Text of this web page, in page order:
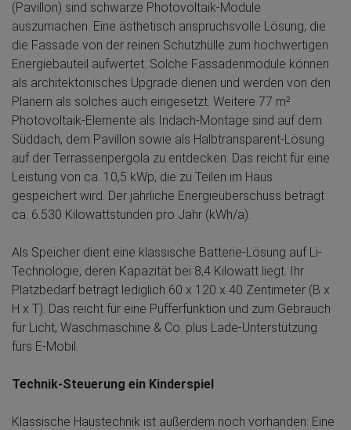
(Pavillon) sind schwarze Photovoltaik-Module
auszumachen. Eine ästhetisch anspruchsvolle Lösung, die
die Fassade von der reinen Schutzhülle zum hochwertigen
Energiebauteil aufwertet. Solche Fassadenmodule können
als architektonisches Upgrade dienen und werden von den
Planern als solches auch eingesetzt. Weitere 77 m²
Photovoltaik-Elemente als Indach-Montage sind auf dem
Süddach, dem Pavillon sowie als Halbtransparent-Lösung
auf der Terrassenpergola zu entdecken. Das reicht für eine
Leistung von ca. 10,5 kWp, die zu Teilen im Haus
gespeichert wird. Der jährliche Energieüberschuss beträgt
ca. 6.530 Kilowattstunden pro Jahr (kWh/a).
Als Speicher dient eine klassische Batterie-Lösung auf Li-
Technologie, deren Kapazität bei 8,4 Kilowatt liegt. Ihr
Platzbedarf beträgt lediglich 60 x 120 x 40 Zentimeter (B x
H x T). Das reicht für eine Pufferfunktion und zum Gebrauch
für Licht, Waschmaschine & Co. plus Lade-Unterstützung
fürs E-Mobil.
Technik-Steuerung ein Kinderspiel
Klassische Haustechnik ist außerdem noch vorhanden: Eine